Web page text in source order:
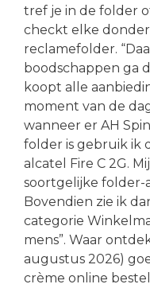
tref je in de folder
checkt elke
reclamefolder.
boodschappen ga
koopt alle
moment van de
wanneer er AH
folder is gebruik ik
alcatel Fire C 2G.
soortgelijke folder-
Bovendien zie ik
categorie
mens”. Waar
augustus 2026)
crème online